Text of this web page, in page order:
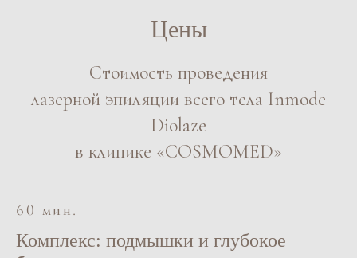
Цены
Стоимость проведения
лазерной эпиляции всего тела Inmode
Diolaze
в клинике «COSMOMED»
60 мин.
Комплекс: подмышки и глубокое